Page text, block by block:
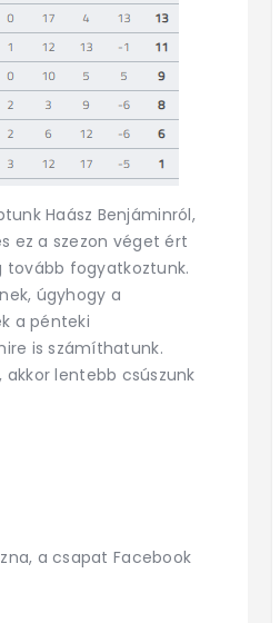
Haász Benjáminról,
ez a szezon véget ért
tovább fogyatkoztunk.
úgyhogy a
a pénteki
is számíthatunk.
lentebb csúszunk
a csapat Facebook